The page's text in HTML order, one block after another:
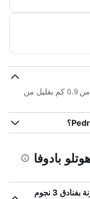
يقع Santa Sofia المشهور على بعد أكثر من 0.9 كم بقليل من
بادوفا
هل الأسعار في هوتلو بادوفا قابلة للمقارنة بفنادق 3 نجوم